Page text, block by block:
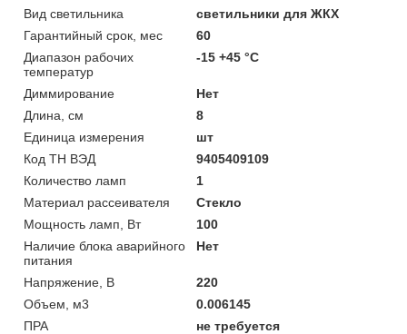
Вид светильника
светильники для ЖКХ
Гарантийный срок, мес
60
Диапазон рабочих
температур
-15 +45 °C
Диммирование
Нет
Длина, см
8
Единица измерения
шт
Код ТН ВЭД
9405409109
Количество ламп
1
Материал рассеивателя
Стекло
Мощность ламп, Вт
100
Наличие блока аварийного
питания
Нет
Напряжение, В
220
Объем, м3
0.006145
ПРА
не требуется